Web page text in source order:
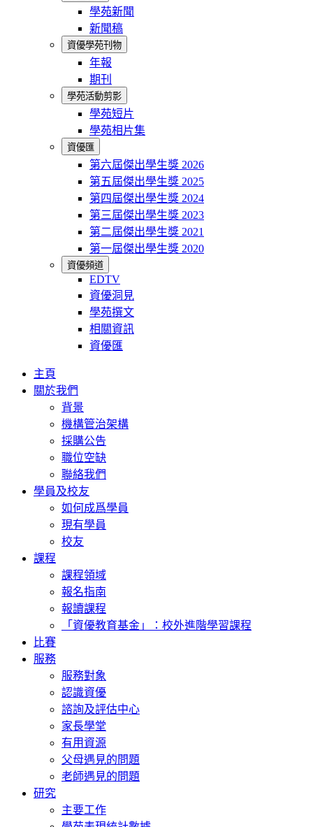
學苑新聞
新聞稿
資優學苑刊物
年報
期刊
學苑活動剪影
學苑短片
學苑相片集
資優匯
第六屆傑出學生獎 2026
第五屆傑出學生獎 2025
第四屆傑出學生獎 2024
第三屆傑出學生獎 2023
第二屆傑出學生獎 2021
第一屆傑出學生獎 2020
資優頻道
EDTV
資優洞見
學苑撰文
相關資訊
資優匯
主頁
關於我們
背景
機構管治架構
採購公告
職位空缺
聯絡我們
學員及校友
如何成爲學員
現有學員
校友
課程
課程領域
報名指南
報讀課程
「資優教育基金」：校外進階學習課程
比賽
服務
服務對象
認識資優
諮詢及評估中心
家長學堂
有用資源
父母遇見的問題
老師遇見的問題
研究
主要工作